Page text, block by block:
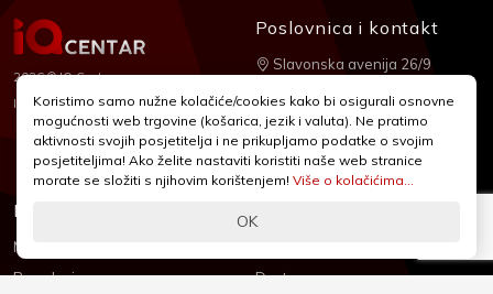
2026 © IQ Centar
Izrada:Nubilus
Informacije
Novosti & Promocije
Brandovi
Podrška
Dostava
Poslovnica i kontakt
Slavonska avenija 26/9
+385 1 2455 950
webshop@iqcentar.hr
Pon - Pet od 9 - 17h
Koristimo samo nužne kolačiće/cookies kako bi osigurali osnovne
mogućnosti web trgovine (košarica, jezik i valuta). Ne pratimo
aktivnosti svojih posjetitelja i ne prikupljamo podatke o svojim
posjetiteljima! Ako želite nastaviti koristiti naše web stranice
morate se složiti s njihovim korištenjem! Više o kolačićima...
OK